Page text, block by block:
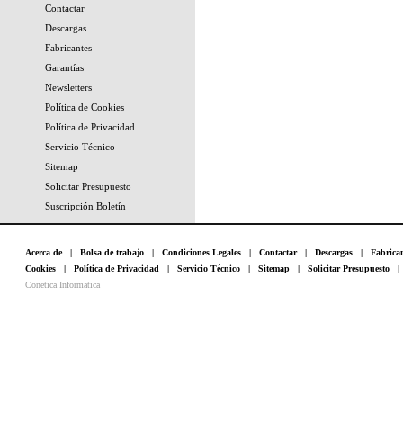
Contactar
Descargas
Fabricantes
Garantías
Newsletters
Política de Cookies
Política de Privacidad
Servicio Técnico
Sitemap
Solicitar Presupuesto
Suscripción Boletín
Acerca de| Bolsa de trabajo | Condiciones Legales | Contactar| Descargas |
Cookies | Política de Privacidad | Servicio Técnico | Sitemap | Solicitar Presupuesto
Conetica Informatica